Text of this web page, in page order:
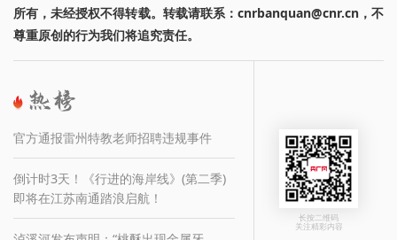
所有，未经授权不得转载。转载请联系：cnrbanquan@cnr.cn，不
尊重原创的行为我们将追究责任。
官方通报雷州特教老师招聘违规事件
倒计时3天！《行进的海岸线》(第二季)
即将在江苏南通踏浪启航！
长按二维码
关注精彩内容